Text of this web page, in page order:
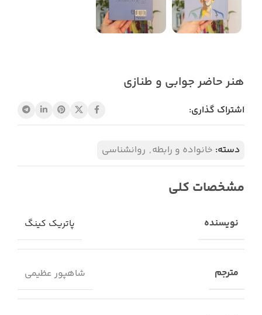
هنر حاضر جوابی و طنازی
اشتراک گذاری:
دسته: خانواده و رابطه, روانشناسی
مشخصات کلی
نویسنده پاتریک کینگ
مترجم شاهپور عظیمی